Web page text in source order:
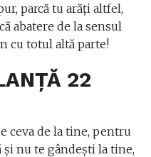
parcă tu arăţi altfel,
abatere de la sensul
cu totul altă parte!
22
ceva de la tine, pentru
şi nu te gândeşti la tine,